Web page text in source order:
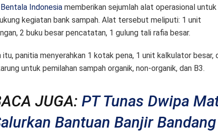
Indonesiamemberikan sejumlah alat operasional untuk
kegiatan bank sampah. Alat tersebut meliputi: 1 unit
2 buku besar pencatatan, 1 gulung tali rafia besar.
itu, panitia menyerahkan 1 kotak pena, 1 unit kalkulator besar,
untuk pemilahan sampah organik, non-organik, dan B3.
JUGA: PT Tunas Dwipa
Bantuan Banjir